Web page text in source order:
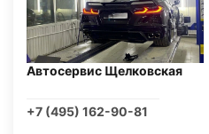
Автосервис Щелковская
+7 (495) 162-90-81